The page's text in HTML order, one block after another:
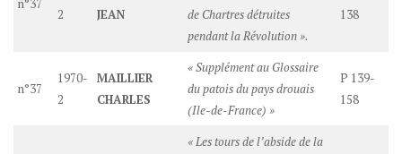
n°37
2
JEAN
de Chartres détruites
pendant la Révolution ».
138
n°37
1970-
2
MAILLIER
CHARLES
« Supplément au Glossaire
du patois du pays drouais
(Ile-de-France) »
P 139-
158
« Les tours de l’abside de la